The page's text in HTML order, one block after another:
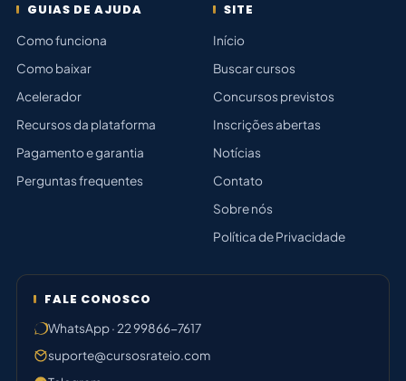
GUIAS DE AJUDA
Como funciona
Como baixar
Acelerador
Recursos da plataforma
Pagamento e garantia
Perguntas frequentes
SITE
Início
Buscar cursos
Concursos previstos
Inscrições abertas
Notícias
Contato
Sobre nós
Política de Privacidade
FALE CONOSCO
WhatsApp · 22 99866-7617
suporte@cursosrateio.com